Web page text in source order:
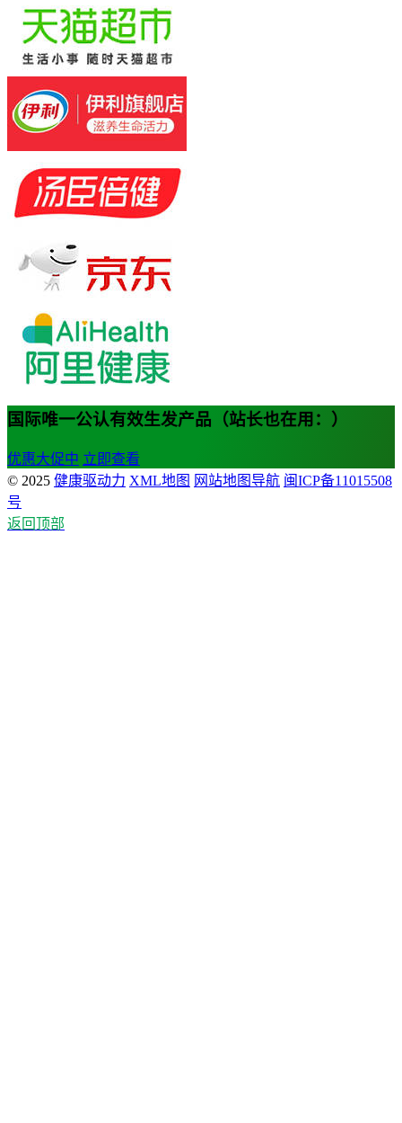
国际唯一公认有效生发产品（站长也在用：）
优惠大促中 立即查看
© 2025 健康驱动力 XML地图 网站地图导航 闽ICP备11015508
号
返回顶部